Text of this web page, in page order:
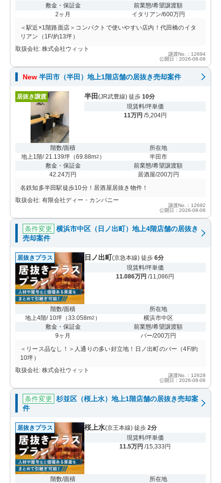
敷金・保証金
2ヶ月
前業態/希望譲渡額
イタリアン/600万円
＜駅近×1階路面店＞コンパクトで使いやすい店内！代田橋のイタ
リアン（1F/約13坪）
取扱会社: 株式会社ウィット
譲渡No.：12694
公開日：2026-08-06
New 半田市（半田）地上1階店舗の居抜き売却案件
居抜き譲渡 半田 (JR武豊線) 徒歩 10分
現賃料/坪単価
11万円 /5,204円
階数/面積
地上1階/ 21.139坪（69.88m2 ）
所在地
半田市
敷金・保証金
42.24万円
前業態/希望譲渡額
居酒屋/200万円
名鉄知多半田駅徒歩10分！居酒屋居抜き物件！
取扱会社: 有限会社ディー・カンパニー
譲渡No.：12692
公開日：2026-08-06
条件変更 横浜市中区（日ノ出町）地上4階店舗の居抜き
売却案件
居抜きプラス 日ノ出町(京急本線) 徒歩 6分
現賃料/坪単価
11.086万円 /11,086円
階数/面積
地上4階/ 10坪 （33.058m2 ）
所在地
横浜市中区
敷金・保証金
9ヶ月
前業態/希望譲渡額
バー/200万円
＜リース品なし！＞人通りの多い好立地！日ノ出町のバー（4F/約
10坪）
取扱会社: 株式会社ウィット
譲渡No.：12628
公開日：2026-08-06
条件変更 杉並区（桜上水）地上1階店舗の居抜き売却案
件
居抜きプラス 桜上水(京王本線) 徒歩 2分
現賃料/坪単価
11.5万円 /15,333円
階数/面積
所在地